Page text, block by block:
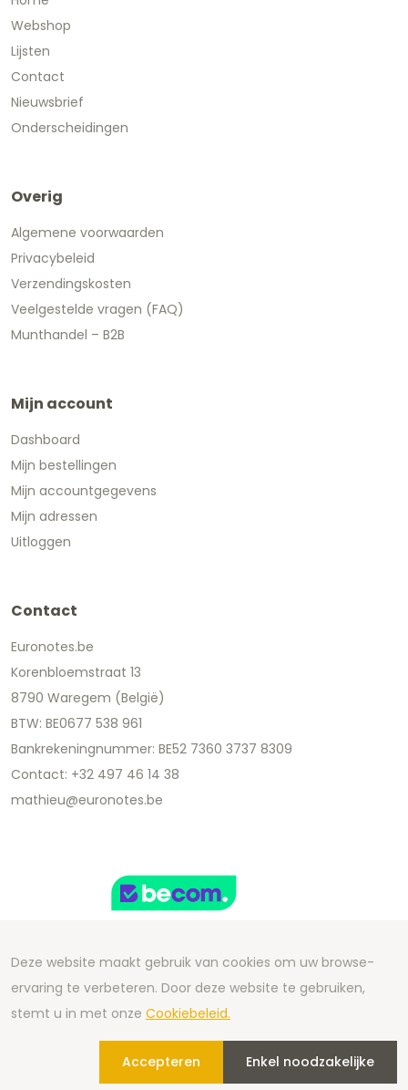
Webshop
Lijsten
Contact
Nieuwsbrief
Onderscheidingen
Overig
Algemene voorwaarden
Privacybeleid
Verzendingskosten
Veelgestelde vragen (FAQ)
Munthandel – B2B
Mijn account
Dashboard
Mijn bestellingen
Mijn accountgegevens
Mijn adressen
Uitloggen
Contact
Euronotes.be
Korenbloemstraat 13
8790 Waregem (België)
BTW: BE0677 538 961
Bankrekeningnummer: BE52 7360 3737 8309
Contact: +32 497 46 14 38
mathieu@euronotes.be
Copyright 2026 We Can Do Better Online BV
Development by 2mprove- Content by Euronotes.be
Deze website maakt gebruik van cookies om uw browse-
ervaring te verbeteren. Door deze website te gebruiken,
stemt u in met onze Cookiebeleid.
Accepteren Enkel noodzakelijke